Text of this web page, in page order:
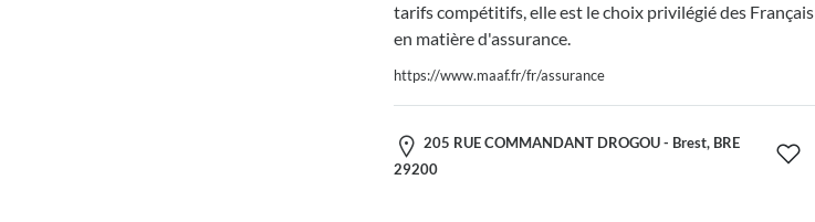
tarifs compétitifs, elle est le choix privilégié des Français
en matière d'assurance.
https://www.maaf.fr/fr/assurance
205 RUE COMMANDANT DROGOU - Brest, BRE
29200